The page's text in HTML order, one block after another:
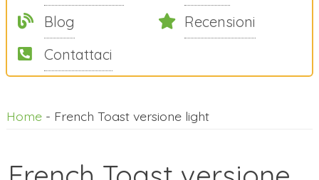
Blog
Recensioni
Contattaci
Home- French Toast versione light